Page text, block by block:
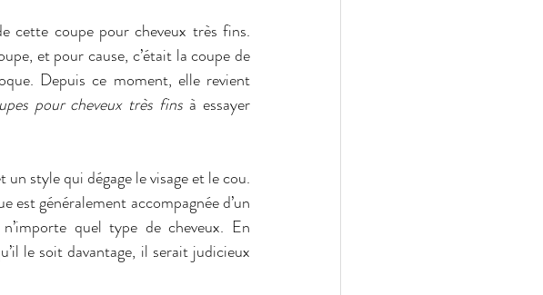
cette coupe pour cheveux très fins.
et pour cause, c’était la coupe de
Depuis ce moment, elle revient
pour cheveux très fins à essayer
style qui dégage le visage et le cou.
est généralement accompagnée d’un
quel type de cheveux. En
le soit davantage, il serait judicieux